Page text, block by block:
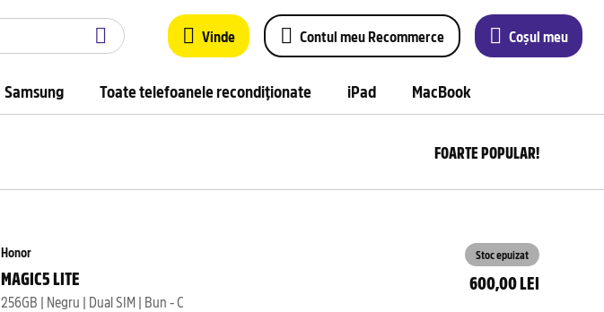
Vinde Contul meu Recommerce Coșul meu
Samsung Toate telefoanele recondiționate iPad MacBook
FOARTE POPULAR!
Honor
MAGIC5 LITE
256GB | Negru | Dual SIM | Bun - C
Stoc epuizat
600,00 LEI